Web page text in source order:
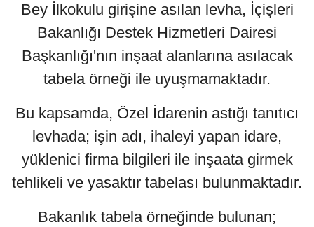
Bey İlkokulu girişine asılan levha, İçişleri
Bakanlığı Destek Hizmetleri Dairesi
Başkanlığı'nın inşaat alanlarına asılacak
tabela örneği ile uyuşmamaktadır.
Bu kapsamda, Özel İdarenin astığı tanıtıcı
levhada; işin adı, ihaleyi yapan idare,
yüklenici firma bilgileri ile inşaata girmek
tehlikeli ve yasaktır tabelası bulunmaktadır.
Bakanlık tabela örneğinde bulunan;